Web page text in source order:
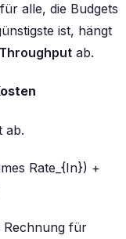
alle, die Budgets
ist, hängt
Throughput ab.
ab.
Rate_{In}) +
Rechnung für